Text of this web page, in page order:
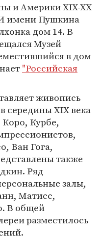
и Америки XIX-XX
имени Пушкина
дом 14. В
Музей
в дом
"Российская
живопись
середины XIX века
Курбе,
Ван Гога,
также
Ряд
залы,
Матисс,
В общей
разместилось